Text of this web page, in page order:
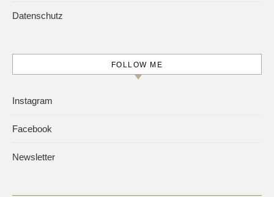
Datenschutz
FOLLOW ME
Instagram
Facebook
Newsletter